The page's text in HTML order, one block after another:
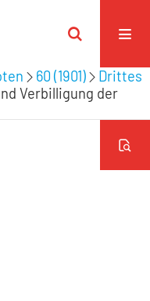
60 (1901)
Drittes
Verbilligung der